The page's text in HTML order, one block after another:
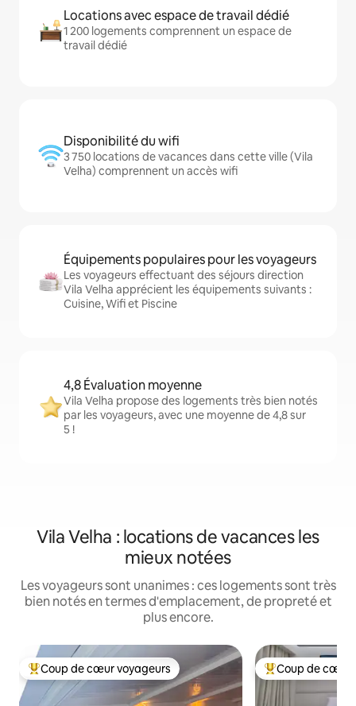
Locations avec espace de travail dédié
1 200 logements comprennent un espace de
travail dédié
Disponibilité du wifi
3 750 locations de vacances dans cette ville (Vila
Velha) comprennent un accès wifi
Équipements populaires pour les voyageurs
Les voyageurs effectuant des séjours direction
Vila Velha apprécient les équipements suivants :
Cuisine, Wifi et Piscine
4,8 Évaluation moyenne
Vila Velha propose des logements très bien notés
par les voyageurs, avec une moyenne de 4,8 sur
5 !
Vila Velha : locations de vacances les
mieux notées
Les voyageurs sont unanimes : ces logements sont très
bien notés en termes d'emplacement, de propreté et
plus encore.
Coups de cœur voyageurs les plus appréciés
Coup de cœur voyageurs Coups de cœur
Coup de cœur